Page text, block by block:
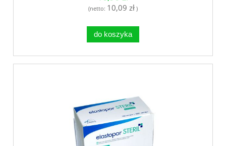
(netto: 10,09 zł )
do koszyka